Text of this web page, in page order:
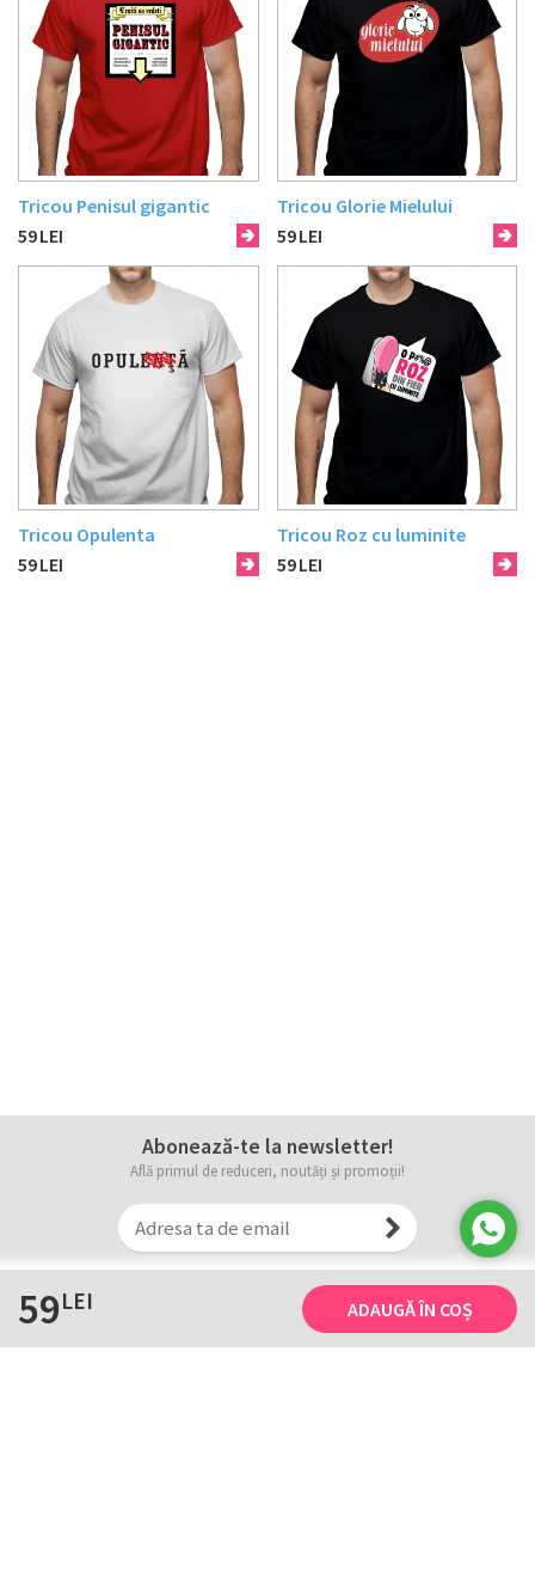
59LEI ADAUGĂ ÎN COȘ
Tricou Penisul gigantic
59LEI
Tricou Glorie Mielului
59LEI
Tricou Opulenta
59LEI
Tricou Roz cu luminite
59LEI
Abonează-te la newsletter!
Află primul de reduceri, noutăți și promoții!
Tricourile noastre